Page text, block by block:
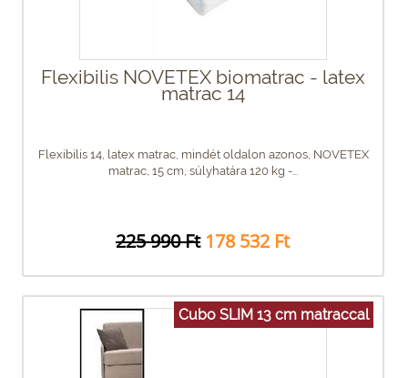
Flexibilis NOVETEX biomatrac - latex
matrac 14
Flexibilis 14, latex matrac, mindét oldalon azonos, NOVETEX
matrac, 15 cm, súlyhatára 120 kg -...
225 990 Ft 178 532 Ft
Cubo SLIM 13 cm matraccal